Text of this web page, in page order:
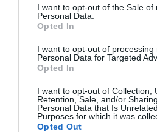
consent section.
I want to opt-out of the Sale of
Personal Data.
Opted In
I want to opt-out of processing
Personal Data for Targeted
Opted In
I want to opt-out of Collection,
Retention, Sale, and/or
Personal Data that Is
Purposes for which it was
Opted Out
FELJELENTÉS A GONDOSÓRA
VAN A SZOLGÁLTATÁS? 7
KÉRDÉS, AMIRE MINDEN
VÁLASZT
2026. JÚLIUS 30.